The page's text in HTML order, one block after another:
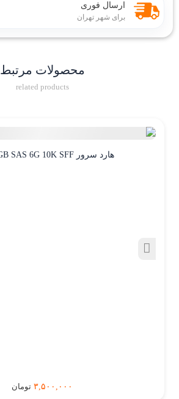
ارسال فوری
برای شهر تهران
محصولات مرتبط
related products
هارد سرور HP 300GB SAS 6G 10K SFF
۳,۵۰۰,۰۰۰ تومان